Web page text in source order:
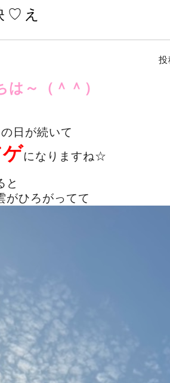
♡え
投
は～（＾＾）
の日が続いて
になりますね☆
と
がひろがってて